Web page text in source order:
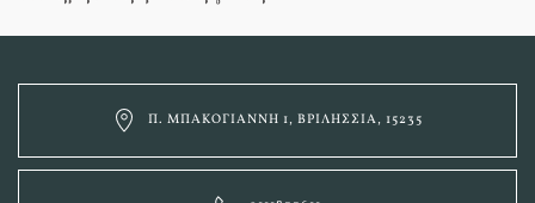
Π. ΜΠΑΚΟΓΙΆΝΝΗ 1, ΒΡΙΛΉΣΣΙΑ, 15235